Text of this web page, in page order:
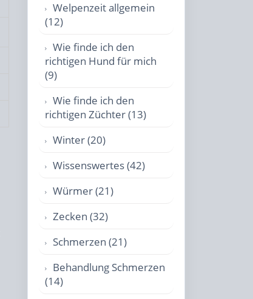
Welpenzeit allgemein
(12)
Wie finde ich den
richtigen Hund für mich
(9)
Wie finde ich den
richtigen Züchter (13)
Winter (20)
Wissenswertes (42)
Würmer (21)
Zecken (32)
Schmerzen (21)
Behandlung Schmerzen
(14)